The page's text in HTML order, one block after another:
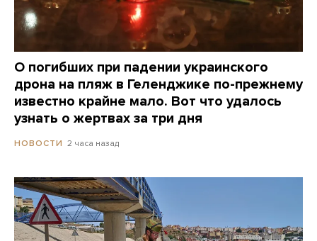
О погибших при падении украинского
дрона на пляж в Геленджике по-прежнему
известно крайне мало. Вот что удалось
узнать о жертвах за три дня
НОВОСТИ 2 часа назад